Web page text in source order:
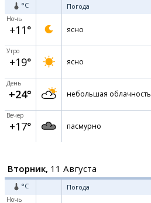
°C Погода
Ночь
+11° ясно
Утро
+19° ясно
День
+24° небольшая облачность
Вечер
+17° пасмурно
Вторник, 11 Августа
°C Погода
Ночь